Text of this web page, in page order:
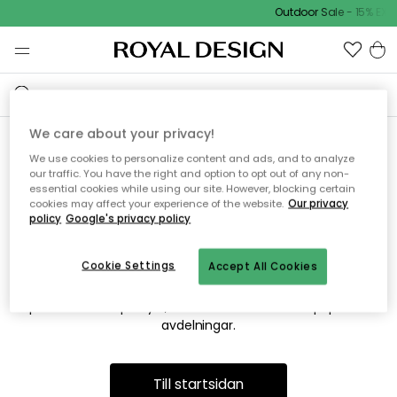
Outdoor Sale - 15%
Vi hittar tyvärr inte sidan du
söker
Detta kan bero på att sidan inte längre finns eller att den har
flyttats. Vi ber om ursäkt för besväret. I menyn ovan kan du
prova att söka på nytt, eller besöka en av våra populära
avdelningar.
Till startsidan
We care about your privacy!
We use cookies to personalize content and ads, and to analyze
our traffic. You have the right and option to opt out of any non-
essential cookies while using our site. However, blocking certain
cookies may affect your experience of the website. Our privacy
policy Google's privacy policy
Accept All Cookies
Cookie Settings